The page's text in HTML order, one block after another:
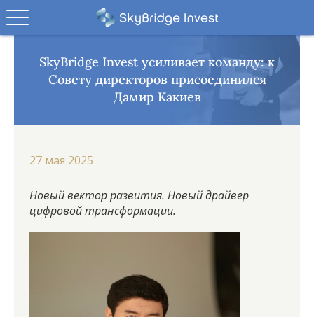
SkyBridge Invest усиливает команду: к
Совету директоров присоединился
Дамир Какиев
27 мая 2025
Новый вектор развития. Новый драйвер
цифровой трансформации.